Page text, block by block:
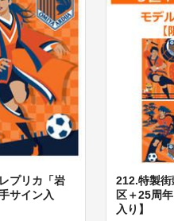
プリカ「岩
サイン入
212.特製街
区＋25周
入り】